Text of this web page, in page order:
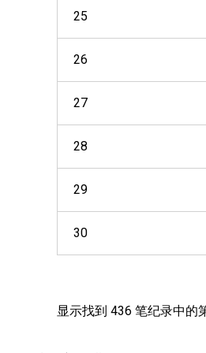
25
26
27
28
29
30
显示找到 436 笔纪录中的